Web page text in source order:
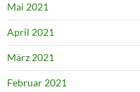
Mai 2021
April 2021
März 2021
Februar 2021